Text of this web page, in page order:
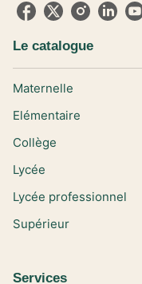
Le catalogue
Maternelle
Elémentaire
Collège
Lycée
Lycée professionnel
Supérieur
Services